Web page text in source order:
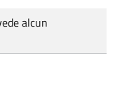
alcun